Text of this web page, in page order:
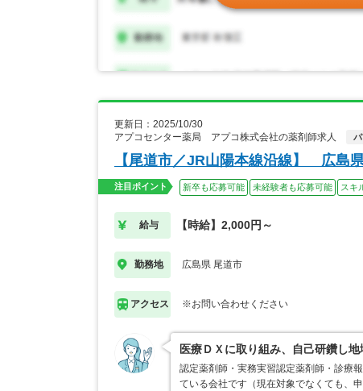
更新日：2025/10/30
アプコセンター薬局 アプコ株式会社の薬剤師求人
【尾道市／JR山陽本線沿線】 広島
注目ポイント 新卒も応募可能 未経験者も応募可能 スキ
給与 【時給】2,000円～
勤務地 広島県 尾道市
アクセス ※お問い合わせください
医療ＤＸに取り組み、自己研鑽し
認定薬剤師・実務実習認定薬剤師・診療
ている会社です（現在対象でなくても、